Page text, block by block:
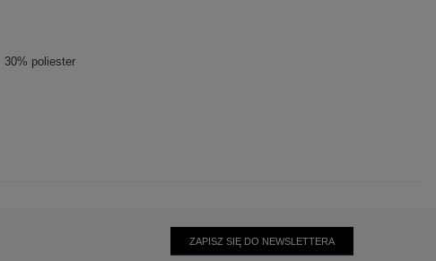
30% poliester
ZAPISZ SIĘ DO NEWSLETTERA